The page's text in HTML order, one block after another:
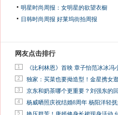
明星时尚周报：女明星的欲望衣橱
日韩时尚周报 好莱坞街拍周报
网友点击排行
1 《比利林恩》首映 章子怡范冰冰冯
2 独家：买菜也要拗造型！金星携女
3 京东和奶茶哪个更重要？刘强东的
4 杨威晒照庆祝结婚8周年 杨阳洋轻
5